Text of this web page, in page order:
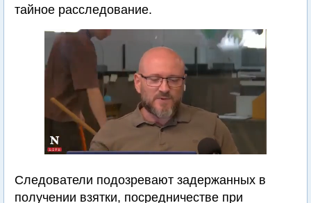
тайное расследование.
Следователи подозревают задержанных в
получении взятки, посредничестве при